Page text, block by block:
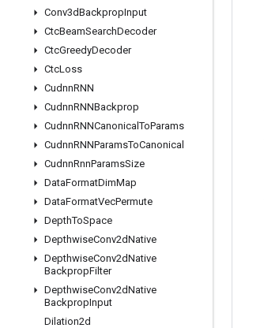
Conv3dBackpropInput
CtcBeamSearchDecoder
CtcGreedyDecoder
CtcLoss
CudnnRNN
CudnnRNNBackprop
CudnnRNNCanonicalToParams
CudnnRNNParamsToCanonical
CudnnRnnParamsSize
DataFormatDimMap
DataFormatVecPermute
DepthToSpace
DepthwiseConv2dNative
DepthwiseConv2dNative
BackpropFilter
DepthwiseConv2dNative
BackpropInput
Dilation2d